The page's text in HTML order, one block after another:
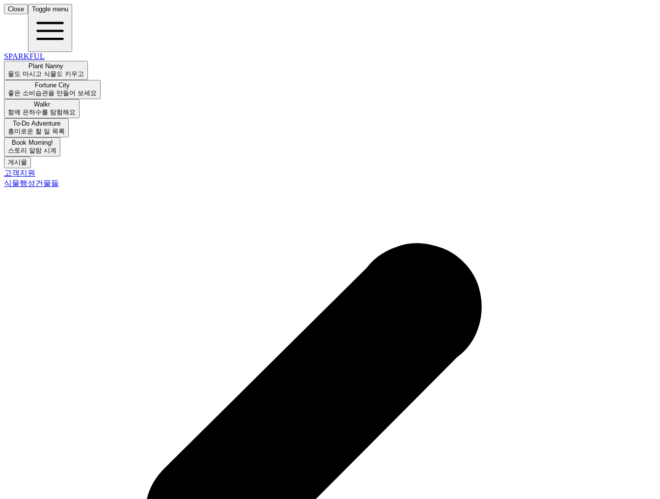
Close Toggle menu
SPARKFUL
Plant Nanny
물도 마시고 식물도 키우고
Fortune City
좋은 소비습관을 만들어 보세요
Walkr
함께 은하수를 탐험해요
To-Do Adventure
흥미로운 할 일 목록
Book Morning!
스토리 알람 시계
게시물
고객지원
식물행성건물들